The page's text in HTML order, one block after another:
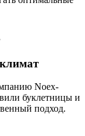
Noex-
буклетницы и
подход.